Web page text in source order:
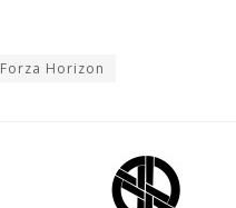
Forza Horizon